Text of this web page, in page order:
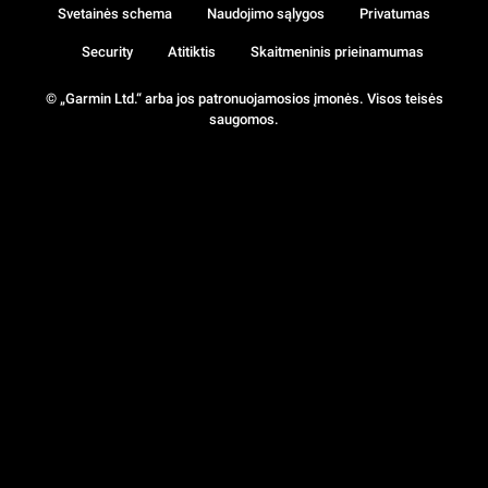
© „Garmin Ltd.“ arba jos patronuojamosios įmonės. Visos teisės
saugomos.
Svetainės schema Naudojimo sąlygos Privatumas
Security Atitiktis Skaitmeninis prieinamumas